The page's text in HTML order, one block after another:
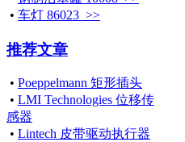
• 车灯 86023 >>
推荐文章
• Poeppelmann 矩形插头
• LMI Technologies 位移传
感器
• Lintech 皮带驱动执行器